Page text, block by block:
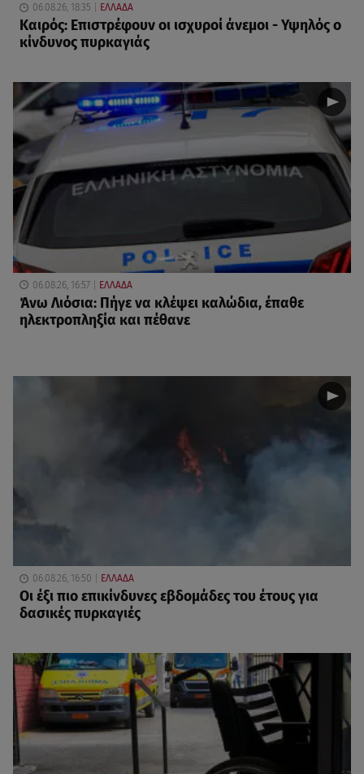
06.08.26, 18:35 ΕΛΛΑΔΑ
Καιρός: Επιστρέφουν οι ισχυροί άνεμοι - Υψηλός ο
κίνδυνος πυρκαγιάς
06.08.26, 16:57 ΕΛΛΑΔΑ
Άνω Λιόσια: Πήγε να κλέψει καλώδια, έπαθε
ηλεκτροπληξία και πέθανε
06.08.26, 16:50 ΕΛΛΑΔΑ
Οι έξι πιο επικίνδυνες εβδομάδες του έτους για
δασικές πυρκαγιές